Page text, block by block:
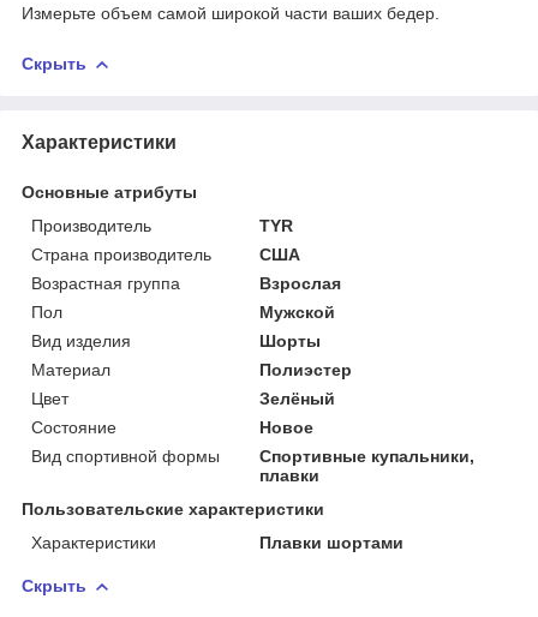
Измерьте объем самой широкой части ваших бедер.
Скрыть
Характеристики
Основные атрибуты
Производитель
TYR
Страна производитель
США
Возрастная группа
Взрослая
Пол
Мужской
Вид изделия
Шорты
Материал
Полиэстер
Цвет
Зелёный
Состояние
Новое
Вид спортивной формы
Спортивные купальники,
плавки
Пользовательские характеристики
Характеристики
Плавки шортами
Скрыть